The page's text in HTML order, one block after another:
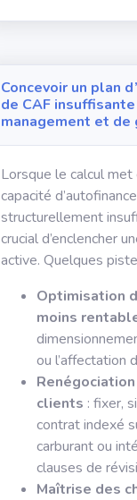
Concevoir un plan
de CAF
management et de
Lorsque le calcul met
capacité
structurellement
crucial d’enclencher
active. Quelques
Optimisation
moins
ou l’affectation
clients : fixer,
contrat indexé
carburant ou
clauses de
Maîtrise des